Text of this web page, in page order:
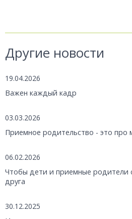
Другие новости
19.04.2026
Важен каждый кадр
03.03.2026
Приемное родительство - это про
06.02.2026
Чтобы дети и приемные родители
друга
30.12.2025